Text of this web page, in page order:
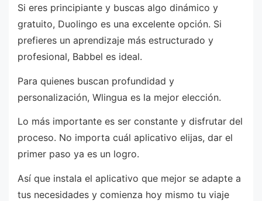
Si eres principiante y buscas algo dinámico y
gratuito, Duolingo es una excelente opción. Si
prefieres un aprendizaje más estructurado y
profesional, Babbel es ideal.
Para quienes buscan profundidad y
personalización, Wlingua es la mejor elección.
Lo más importante es ser constante y disfrutar del
proceso. No importa cuál aplicativo elijas, dar el
primer paso ya es un logro.
Así que instala el aplicativo que mejor se adapte a
tus necesidades y comienza hoy mismo tu viaje